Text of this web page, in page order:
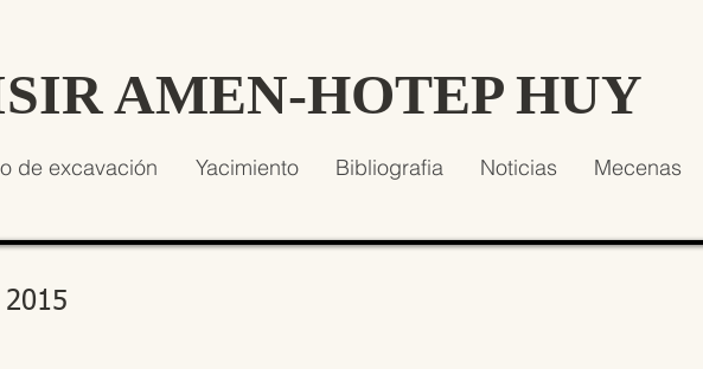
AMEN-HOTEP HUY
de excavación Yacimiento Bibliografia Noticias Mecenas